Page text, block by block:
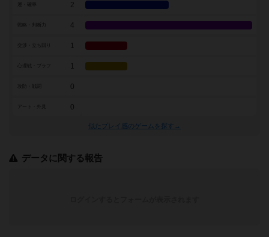
2
戦略・判断力 4
1
1
0
アート・外見 0
似たプレイ感のゲームを探す→
データに関する報告